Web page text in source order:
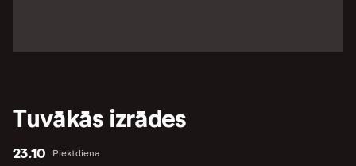
Tuvākās izrādes
Piektdiena
23.10